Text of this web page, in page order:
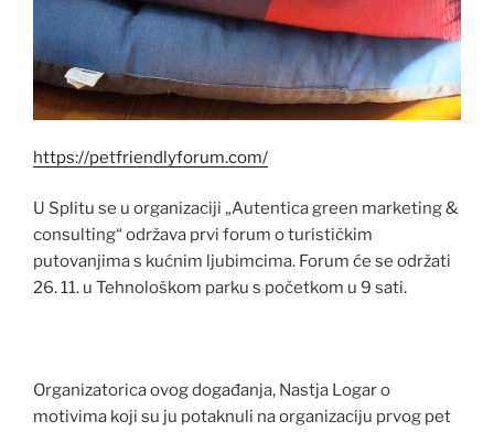
https://petfriendlyforum.com/
U Splitu se u organizaciji „Autentica green marketing &
consulting“ održava prvi forum o turističkim
putovanjima s kućnim ljubimcima. Forum će se održati
26. 11. u Tehnološkom parku s početkom u 9 sati.
Organizatorica ovog događanja, Nastja Logar o
motivima koji su ju potaknuli na organizaciju prvog pet